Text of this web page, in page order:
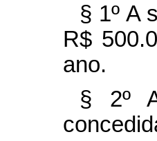
§ 1º A
R$
ano.
§ 2º